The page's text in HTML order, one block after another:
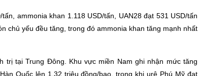
ammonia khan 1.118 USD/tấn, UAN28 đạt 531 USD/tấn
chủ yếu đều tăng, trong đó ammonia khan tăng mạnh nhất
tại Trung Đông. Khu vực miền Nam ghi nhận mức tăng
Quốc lên 1,32 triệu đồng/bao, trong khi urê Phú Mỹ đạt